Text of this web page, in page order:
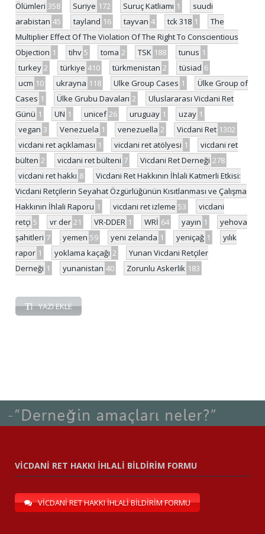
Ölümleri 358 Suriye 172 Suruç Katliamı 1
suudi
arabistan 45 tayland 16 tayvan 4 tck 318 1
The
Multiplier Effect Of The Violation Of The Right To Conscientious
Objection 1 tihv 5 toma 2 TSK 188 tunus 1
turkey 2 türkiye 410 türkmenistan 2 tüsiad 6
ucm 10 ukrayna 118 Ulke Group Cases 1
Ülke Group of
Cases 1 Ülke Grubu Davaları 2
Uluslararası Vicdani Ret
Günü 1 UN 1 unicef 26 uruguay 1 uzay 1
vegan 3 Venezuela 1 venezuella 2 Vicdani Ret 1302
vicdani ret açıklaması 1 vicdani ret atölyesi 1
vicdani ret
bülten 2 vicdani ret bülteni 7 Vicdani Ret Derneği 278
vicdani ret hakkı 8
Vicdani Ret Hakkının İhlali Katmerli Etkisi:
Vicdani Retçilerin Seyahat Özgürlüğünün Kısıtlanması ve Çalışma
Hakkının İhlali Raporu 1 vicdani ret izleme 53
vicdani
retçi 5 vr der 21 VR-DDER 1 WRİ 64 yayın 1
yehova
şahitleri 7 yemen 59 yeni zelanda 1 yeniçağ 1
yılık
rapor 1 yoklama kaçağı 2
Yunan Vicdani Retçiler
Derneği 1 yunanistan 40 Zorunlu Askerlik 183
YAZI EKLE
VİCDANİ RET HAKKI İHLALİ BİLDİRİM FORMU
VİCDANİ RET HAKKI İHLALİ BİLDİRİM FORMU